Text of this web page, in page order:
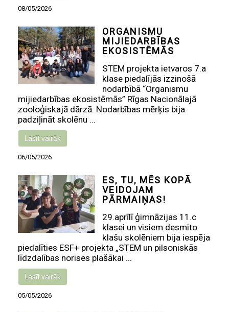
08/05/2026
ORGANISMU
MIJIEDARBĪBAS
EKOSISTĒMĀS
STEM projekta ietvaros 7.a
klase piedalījās izzinošā
nodarbībā “Organismu
mijiedarbības ekosistēmās” Rīgas Nacionālajā
zooloģiskajā dārzā. Nodarbības mērķis bija
padziļināt skolēnu ...
Lasīt vairāk
06/05/2026
ES, TU, MĒS KOPĀ
VEIDOJAM
PĀRMAIŅAS!
29.aprīlī ģimnāzijas 11.c
klasei un visiem desmito
klašu skolēniem bija iespēja
piedalīties ESF+ projekta „STEM un pilsoniskās
līdzdalības norises plašākai ...
Lasīt vairāk
05/05/2026